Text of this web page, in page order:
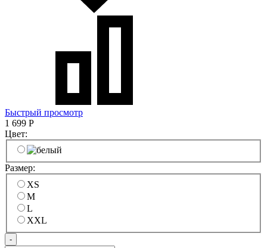
Быстрый просмотр
1 699 Р
Цвет:
Размер:
XS
M
L
XXL
-